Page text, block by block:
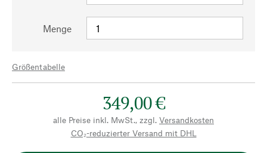
Menge
Größentabelle
349,00 €
alle Preise inkl. MwSt., zzgl. Versandkosten
CO₂-reduzierter Versand mit DHL